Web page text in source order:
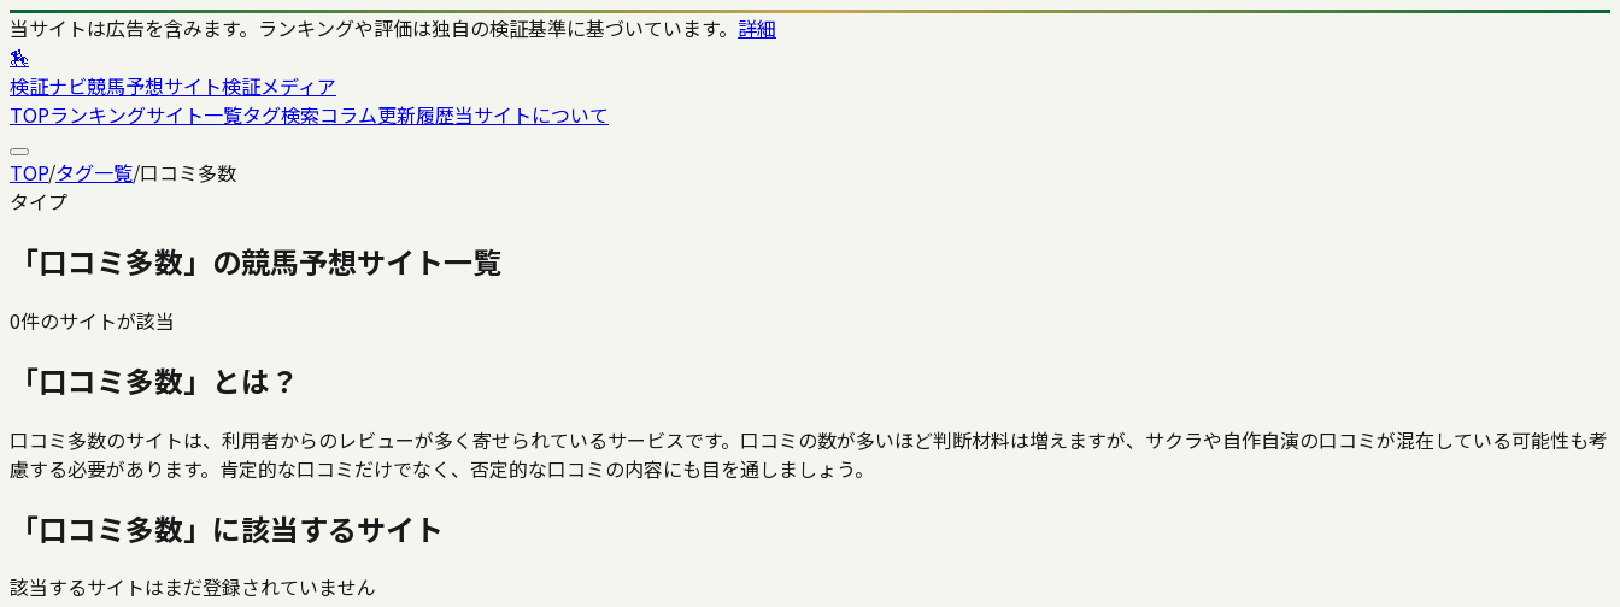
当サイトは広告を含みます。ランキングや評価は独自の検証基準に基づいています。 詳細
🏇
検証ナビ競馬予想サイト検証メディア
TOPランキングサイト一覧タグ検索コラム更新履歴当サイトについて
TOP/タグ一覧/口コミ多数
タイプ
「口コミ多数 」の競馬予想サイト一覧
0件のサイトが該当
「口コミ多数 」とは？
口コミ多数のサイトは、利用者からのレビューが多く寄せられているサービスです。口コミの数が多いほど判断材料は増えますが、サクラや自作自演の口コミが混在している可能性も考
慮する必要があります。肯定的な口コミだけでなく、否定的な口コミの内容にも目を通しましょう。
「口コミ多数 」に該当するサイト
該当するサイトはまだ登録されていません